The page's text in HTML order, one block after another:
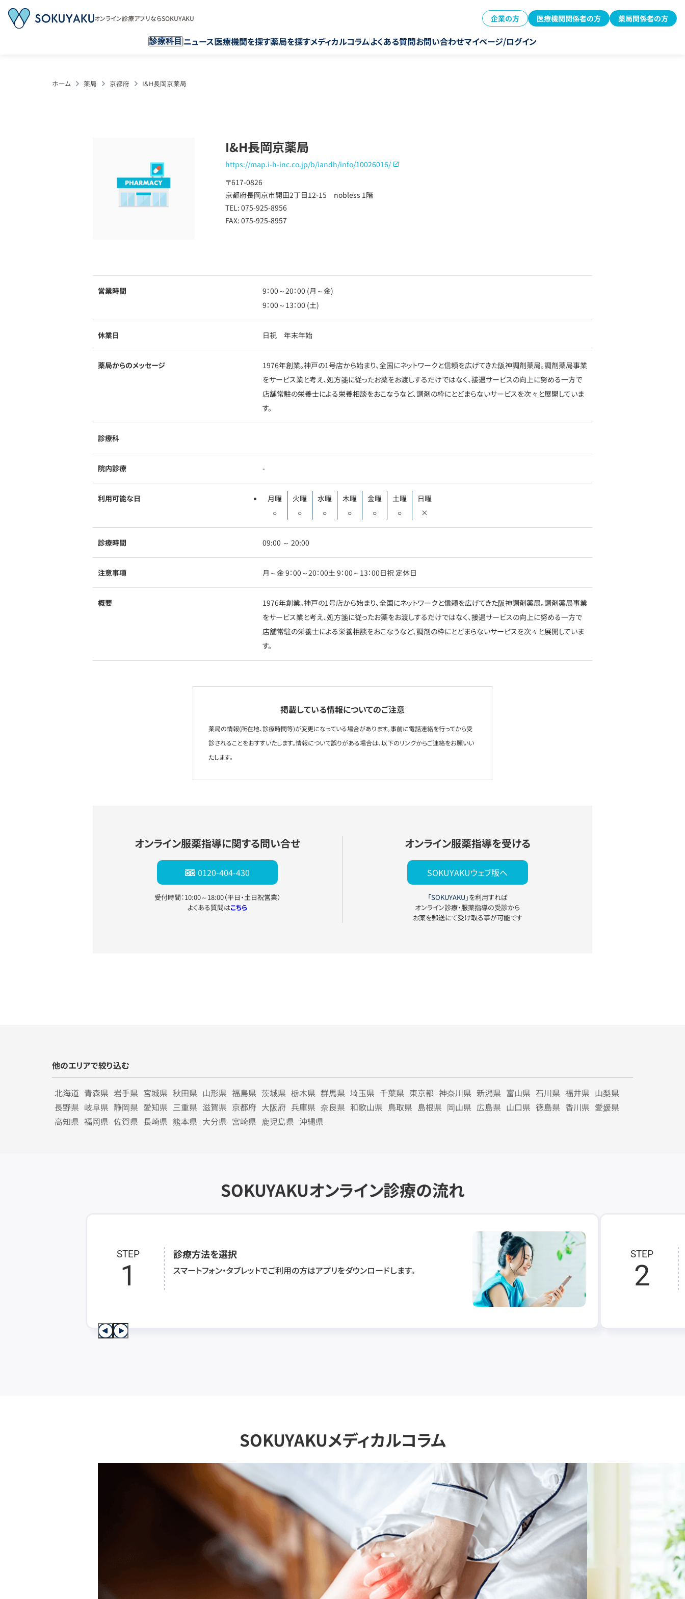
オンライン診療アプリならSOKUYAKU 企業の方 医療機関関係者の方 薬局関係者の方
診療科目 ニュース医療機関を探す薬局を探すメディカルコラムよくある質問お問い合わせマイページ/ログイン
ホーム 薬局 京都府 I&H長岡京薬局
I&H長岡京薬局
https://map.i-h-inc.co.jp/b/iandh/info/10026016/
〒617-0826
京都府長岡京市開田2丁目12-15 nobless 1階
TEL: 075-925-8956
FAX: 075-925-8957
営業時間
9：00～20：00 (月～金)
9：00～13：00 (土)
休業日 日祝 年末年始
薬局からのメッセージ
1976年創業。神戸の1号店から始まり、全国にネットワークと信頼を広げてきた阪神調剤薬局。調剤薬局事業
をサービス業と考え、処方箋に従ったお薬をお渡しするだけではなく、接遇サービスの向上に努める一方で
店舗常駐の栄養士による栄養相談をおこなうなど、調剤の枠にとどまらないサービスを次々と展開していま
す。
診療科
院内診療 -
利用可能な日
月曜
○
火曜
○
水曜
○
木曜
○
金曜
○
土曜
○
日曜
×
診療時間 09:00 ～ 20:00
注意事項 月～金 9：00～20：00土 9：00～13：00日祝 定休日
概要
1976年創業。神戸の1号店から始まり、全国にネットワークと信頼を広げてきた阪神調剤薬局。調剤薬局事業
をサービス業と考え、処方箋に従ったお薬をお渡しするだけではなく、接遇サービスの向上に努める一方で
店舗常駐の栄養士による栄養相談をおこなうなど、調剤の枠にとどまらないサービスを次々と展開していま
す。
掲載している情報についてのご注意
薬局の情報(所在地、診療時間等)が変更になっている場合があります。事前に電話連絡を行ってから受
診されることをおすすいたします。情報について誤りがある場合は、以下のリンクからご連絡をお願いい
たします。
オンライン服薬指導に関する問い合せ
0120-404-430
受付時間：10:00～18:00（平日・土日祝営業）
よくある質問はこちら
オンライン服薬指導を受ける
SOKUYAKUウェブ版へ
「SOKUYAKU」を利用すれば
オンライン診療・服薬指導の受診から
お薬を郵送にて受け取る事が可能です
他のエリアで絞り込む
北海道 青森県 岩手県 宮城県 秋田県 山形県 福島県 茨城県 栃木県 群馬県 埼玉県 千葉県 東京都 神奈川県 新潟県 富山県 石川県 福井県 山梨県
長野県 岐阜県 静岡県 愛知県 三重県 滋賀県 京都府 大阪府 兵庫県 奈良県 和歌山県 鳥取県 島根県 岡山県 広島県 山口県 徳島県 香川県 愛媛県
高知県 福岡県 佐賀県 長崎県 熊本県 大分県 宮崎県 鹿児島県 沖縄県
SOKUYAKUオンライン診療の流れ
STEP
1
診療方法を選択
スマートフォン・タブレットでご利用の方はアプリをダウンロードします。
STEP
2
SOKUYAKUメディカルコラム